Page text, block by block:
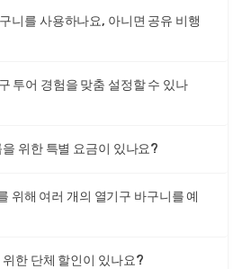
니다
카파도키아 단체 열기구 투어
승객 수 조정을 위해 상당한 사전 계획
3개월 전에 예약하면 선호 날짜를 확
보장하며 바구니 조정을 보장하고
간소화합니다. 여행사, 기업 행사 기획
우선 공급자 지위, 성수기 동안의 우
니를 사용하나요, 아니면 공유 비행
투어 경험을 맞춤 설정할 수 있나
위한 특별 요금이 있나요?
위해 여러 개의 열기구 바구니를 예
한 단체 할인이 있나요?